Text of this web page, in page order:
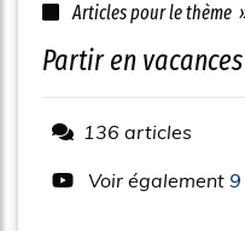
Articles pour le thème
partir en
136 articles
Voir également 9